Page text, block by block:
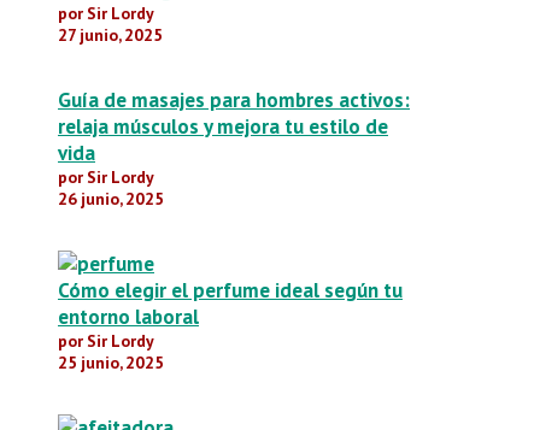
por Sir Lordy
27 junio, 2025
Guía de masajes para hombres activos:
relaja músculos y mejora tu estilo de
vida
por Sir Lordy
26 junio, 2025
Cómo elegir el perfume ideal según tu
entorno laboral
por Sir Lordy
25 junio, 2025